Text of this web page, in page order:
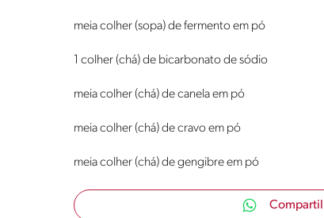
meia colher (sopa) de fermento em pó
1 colher (chá) de bicarbonato de sódio
meia colher (chá) de canela em pó
meia colher (chá) de cravo em pó
meia colher (chá) de gengibre em pó